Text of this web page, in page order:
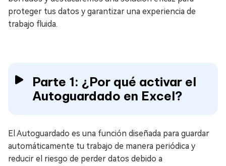
proteger tus datos y garantizar una experiencia de
trabajo fluida.
Parte 1: ¿Por qué activar el
Autoguardado en Excel?
El Autoguardado es una función diseñada para guardar
automáticamente tu trabajo de manera periódica y
reducir el riesgo de perder datos debido a